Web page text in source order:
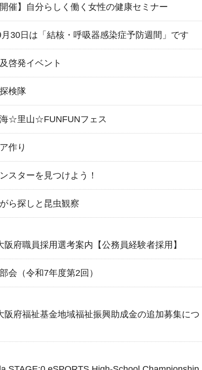
開催】自分らしく働く女性の健康セミナー
30日は「結核・呼吸器感染症予防週間」です
啓発イベント
検隊
☆里山☆FUNFUNフェス
作り
スターを見つけよう！
ら探しと昆虫観察
阪府職員採用選考案内【公務員経験者採用】
会（令和7年度第2回）
阪府福祉基金地域福祉振興助成金の追加募集につ